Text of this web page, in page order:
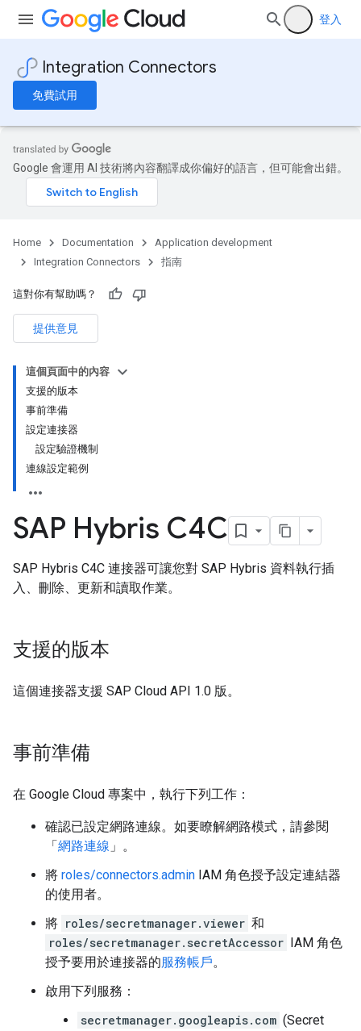
登入
Integration Connectors
免費試用
Google 會運用 AI 技術將內容翻譯成你偏好的語言，但可能會出錯。
Home Documentation
Application development
Integration Connectors
指南
這對你有幫助嗎？
提供意見
這個頁面中的內容
支援的版本
事前準備
設定連接器
設定驗證機制
連線設定範例
SAP Hybris C4C
SAP Hybris C4C 連接器可讓您對 SAP Hybris 資料執行插
入、刪除、更新和讀取作業。
支援的版本
這個連接器支援 SAP Cloud API 1.0 版。
事前準備
在 Google Cloud 專案中，執行下列工作：
確認已設定網路連線。如要瞭解網路模式，請參閱
「網路連線 」。
將 roles/connectors.admin IAM 角色授予設定連結器
的使用者。
將 roles/secretmanager.viewer 和
roles/secretmanager.secretAccessor IAM 角色
授予要用於連接器的服務帳戶。
啟用下列服務：
secretmanager.googleapis.com (Secret